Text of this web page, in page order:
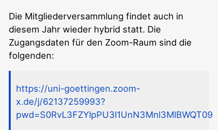
Die Mitgliederversammlung findet auch in
diesem Jahr wieder hybrid statt. Die
Zugangsdaten für den Zoom-Raum sind die
folgenden:
https://uni-goettingen.zoom-
x.de/j/62137259993?
pwd=S0RvL3FZYlpPU3l1UnN3Mnl3MlBWQT09